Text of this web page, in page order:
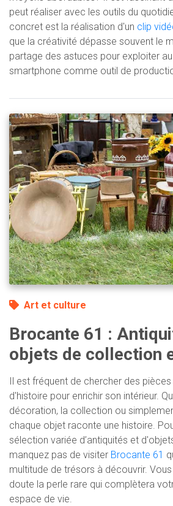
peut réaliser avec les outils du
concret est la réalisation d'un clip
que la créativité dépasse souvent le
partage des astuces pour exploiter
smartphone comme outil de
Art et culture
Brocante 61 :
objets de collection
Il est fréquent de chercher des
d'histoire pour enrichir son intérieur.
décoration, la collection ou
chaque objet raconte une histoire.
sélection variée d’antiquités et
manquez pas de visiter Brocante 61
multitude de trésors à découvrir.
doute la perle rare qui complètera
espace de vie.